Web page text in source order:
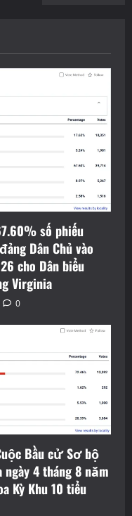
số phiếu
Dân Chủ vào
cho Dân biểu
Virginia
0
Bầu cử Sơ bộ
ngày 4 tháng 8 năm
Kỳ Khu 10 tiểu